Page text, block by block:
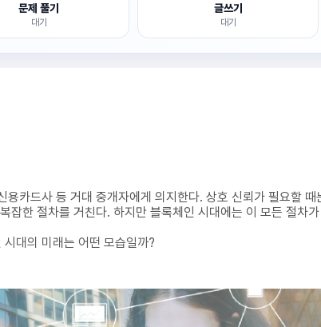
문제 풀기
대기
글쓰기
대기
카드사 등 거대 중개자에게 의지한다. 상호 신뢰가 필요할
잡한 절차를 거친다. 하지만 블록체인 시대에는 이 모든 절차
대의 미래는 어떤 모습일까?